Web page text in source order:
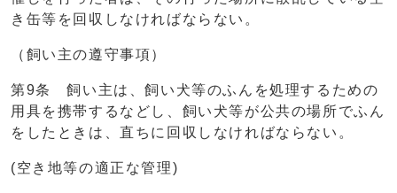
き缶等を回収しなければならない。
（飼い主の遵守事項）
第9条 飼い主は、飼い犬等のふんを処理するための
用具を携帯するなどし、飼い犬等が公共の場所でふん
をしたときは、直ちに回収しなければならない。
(空き地等の適正な管理)